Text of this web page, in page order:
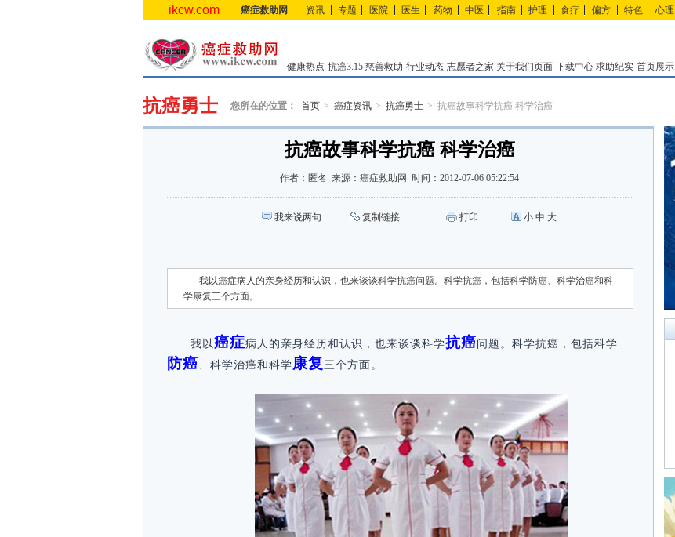
ikcw.com 癌症救助网 资讯 专题 医院 医生 药物 中医 指南 护理 食疗 偏方 特色 心理
健康热点 抗癌3.15 慈善救助 行业动态 志愿者之家 关于我们页面 下载中心 求助纪实 首页展示
抗癌勇士 您所在的位置： 首页 癌症资讯 抗癌勇士 抗癌故事科学抗癌 科学治癌
抗癌故事科学抗癌 科学治癌
作者： 匿名 来源： 癌症救助网 时间： 2012-07-06 05:22:54
我来说两句 复制链接 打印 小 中 大
我以癌症病人的亲身经历和认识，也来谈谈科学抗癌问题。科学抗癌，包括科学防癌、科学治癌和科
学康复三个方面。
我以癌症病人的亲身经历和认识，也来谈谈科学抗癌问题。科学抗癌，包括科学
防癌、科学治癌和科学 康复三个方面。